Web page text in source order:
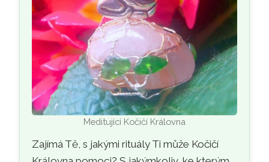
Meditující Kočičí Královna
Zajímá Tě, s jakými rituály Ti může Kočičí